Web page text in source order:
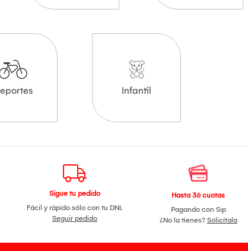
Infantil
Sigue tu pedido
Fácil y rápido sólo con tu DNI.
Seguir pedido
Hasta 36 cuotas
Pagando con Sip
¿No la tienes? Solicítala